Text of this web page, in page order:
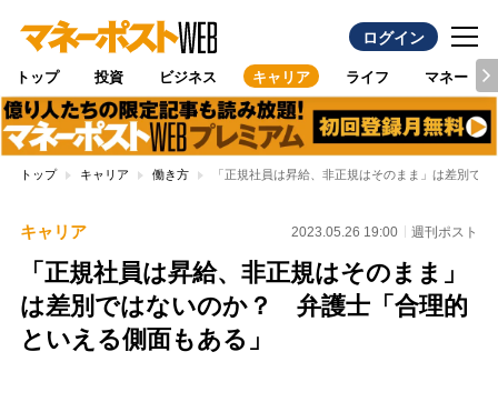
ログイン
トップ 投資 ビジネス キャリア ライフ マネー
トップ キャリア 働き方 「正規社員は昇給、非正規はそのまま」は差別で
キャリア 2023.05.26 19:00 週刊ポスト
「正規社員は昇給、非正規はそのまま」
は差別ではないのか？ 弁護士「合理的
といえる側面もある」